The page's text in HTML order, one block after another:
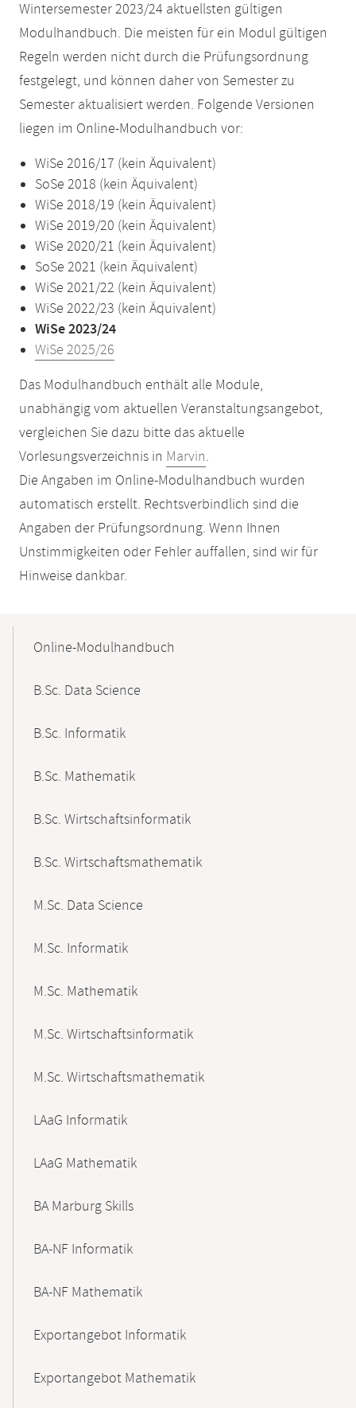
Wintersemester 2023/24 aktuellsten gültigen
Modulhandbuch. Die meisten für ein Modul gültigen
Regeln werden nicht durch die Prüfungsordnung
festgelegt, und können daher von Semester zu
Semester aktualisiert werden. Folgende Versionen
liegen im Online-Modulhandbuch vor:
WiSe 2016/17 (kein Äquivalent)
SoSe 2018 (kein Äquivalent)
WiSe 2018/19 (kein Äquivalent)
WiSe 2019/20 (kein Äquivalent)
WiSe 2020/21 (kein Äquivalent)
SoSe 2021 (kein Äquivalent)
WiSe 2021/22 (kein Äquivalent)
WiSe 2022/23 (kein Äquivalent)
WiSe 2023/24
WiSe 2025/26
Das Modulhandbuch enthält alle Module,
unabhängig vom aktuellen Veranstaltungsangebot,
vergleichen Sie dazu bitte das aktuelle
Vorlesungsverzeichnis in Marvin.
Die Angaben im Online-Modulhandbuch wurden
automatisch erstellt. Rechtsverbindlich sind die
Angaben der Prüfungsordnung. Wenn Ihnen
Unstimmigkeiten oder Fehler auffallen, sind wir für
Hinweise dankbar.
NavigationOnline-Modulhandbuch
B.Sc. Data Science
B.Sc. Informatik
B.Sc. Mathematik
B.Sc. Wirtschaftsinformatik
B.Sc. Wirtschaftsmathematik
M.Sc. Data Science
M.Sc. Informatik
M.Sc. Mathematik
M.Sc. Wirtschaftsinformatik
M.Sc. Wirtschaftsmathematik
LAaG Informatik
LAaG Mathematik
BA Marburg Skills
BA-NF Informatik
BA-NF Mathematik
Exportangebot Informatik
Exportangebot Mathematik